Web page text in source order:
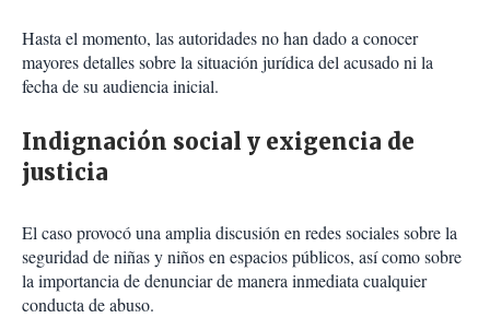
Hasta el momento, las autoridades no han dado a conocer
mayores detalles sobre la situación jurídica del acusado ni la
fecha de su audiencia inicial.
Indignación social y exigencia de
justicia
El caso provocó una amplia discusión en redes sociales sobre la
seguridad de niñas y niños en espacios públicos, así como sobre
la importancia de denunciar de manera inmediata cualquier
conducta de abuso.